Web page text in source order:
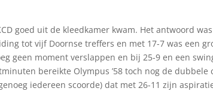
goed uit de kleedkamer kwam. Het antwoord
tot vijf Doornse treffers en met 17-7 was een
geen moment verslappen en bij 25-9 en een
bereikte Olympus ’58 toch nog de
iedereen scoorde) dat met 26-11 zijn